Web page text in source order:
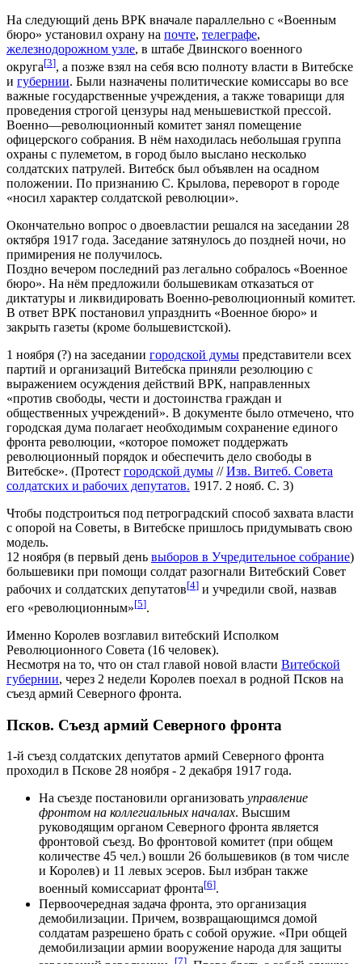
На следующий день ВРК вначале параллельно с «Военным
бюро» установил охрану на почте, телеграфе,
железнодорожном узле, в штабе Двинского военного
округа[3], а позже взял на себя всю полноту власти в Витебске
и губернии. Были назначены политические комиссары во все
важные государственные учреждения, а также товарищи для
проведения строгой цензуры над меньшевисткой прессой.
Военно—революционный комитет занял помещение
офицерского собрания. В нём находилась небольшая группа
охраны с пулеметом, в город было выслано несколько
солдатских патрулей. Витебск был объявлен на осадном
положении. По признанию С. Крылова, переворот в городе
«носил характер солдатской революции».
Окончательно вопрос о двоевластии решался на заседании 28
октября 1917 года. Заседание затянулось до поздней ночи, но
примирения не получилось.
Поздно вечером последний раз легально собралось «Военное
бюро». На нём предложили большевикам отказаться от
диктатуры и ликвидировать Военно-революционный комитет.
В ответ ВРК постановил упразднить «Военное бюро» и
закрыть газеты (кроме большевистской).
1 ноября (?) на заседании городской думы представители всех
партий и организаций Витебска приняли резолюцию с
выражением осуждения действий ВРК, направленных
«против свободы, чести и достоинства граждан и
общественных учреждений». В документе было отмечено, что
городская дума полагает необходимым сохранение единого
фронта революции, «которое поможет поддержать
революционный порядок и обеспечить дело свободы в
Витебске». (Протест городской думы //Изв. Витеб. Совета
солдатских и рабочих депутатов. 1917. 2 нояб. С. 3)
Чтобы подстроиться под петроградский способ захвата власти
с опорой на Советы, в Витебске пришлось придумывать свою
модель.
12 ноября (в первый день выборов в Учредительное собрание)
большевики при помощи солдат разогнали Витебский Совет
рабочих и солдатских депутатов[4] и учредили свой, назвав
его «революционным»[5].
Именно Королев возглавил витебский Исполком
Революционного Совета (16 человек).
Несмотря на то, что он стал главой новой власти Витебской
губернии, через 2 недели Королев поехал в родной Псков на
съезд армий Северного фронта.
Псков. Съезд армий Северного фронта
1-й съезд солдатских депутатов армий Северного фронта
проходил в Пскове 28 ноября - 2 декабря 1917 года.
На съезде постановили организовать управление
фронтом на коллегиальных началах. Высшим
руководящим органом Северного фронта является
фронтовой съезд. Во фронтовой комитет (при общем
количестве 45 чел.) вошли 26 большевиков (в том числе
и Королев) и 11 левых эсеров. Был избран также
военный комиссариат фронта[6].
Первоочередная задача фронта, это организация
демобилизации. Причем, возвращающимся домой
солдатам разрешено брать с собой оружие. «При общей
демобилизации армии вооружение народа для защиты
[7]